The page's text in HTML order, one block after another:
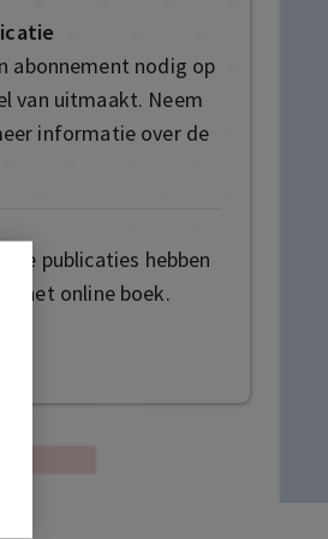
abonnement nodig op
van uitmaakt. Neem
informatie over de
publicaties hebben
het online boek.